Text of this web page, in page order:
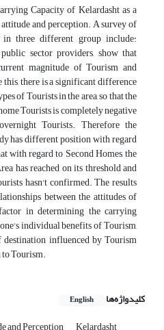
Capacity of Kelardasht as a
and perception. A survey of
three different group include:
sector providers, show that
magnitude of Tourism and
there is a significant difference
of Tourists in the area, so that the
Tourists is completely negative
Tourists. Therefore the
has different position with regard
with regard to Second Homes, the
has reached on its threshold and
hasn't confirmed. The results
between the attitudes of
in determining the carrying
individual benefits of Tourism,
influenced by Tourism
Tourism.
کلیدواژه‌ها English